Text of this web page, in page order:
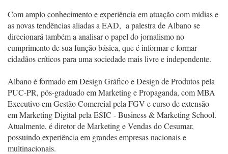
Com amplo conhecimento e experiência em atuação com mídias e
as novas tendências aliadas a EAD, a palestra de Albano se
direcionará também a analisar o papel do jornalismo no
cumprimento de sua função básica, que é informar e formar
cidadãos críticos para uma sociedade mais livre e independente.
Albano é formado em Design Gráfico e Design de Produtos pela
PUC-PR, pós-graduado em Marketing e Propaganda, com MBA
Executivo em Gestão Comercial pela FGV e curso de extensão
em Marketing Digital pela ESIC - Business & Marketing School.
Atualmente, é diretor de Marketing e Vendas do Cesumar,
possuindo experiência em grandes empresas nacionais e
multinacionais.